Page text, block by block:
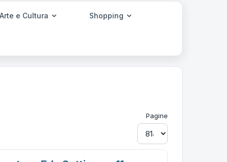
Arte e Cultura Shopping
Pagine